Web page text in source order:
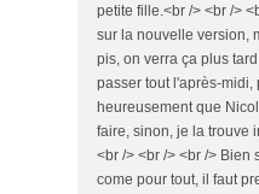
petite fille.<br /> <br />
sur la nouvelle version,
pis, on verra ça plus
passer tout l'après-midi,
heureusement que
faire, sinon, je la trouve
<br /> <br /> <br /> Bien
come pour tout, il faut